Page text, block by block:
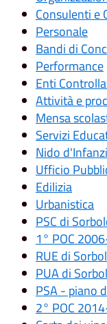
Consulenti e
Personale
Bandi di
Performance
Enti
Attività e
Mensa
Servizi
Nido
Ufficio
Edilizia
Urbanistica
PSC di
1° POC
RUE di
PUA di
PSA - piano
2° POC